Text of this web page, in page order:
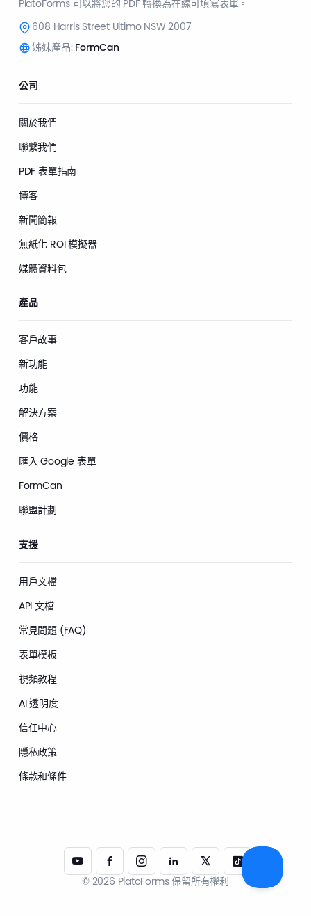
PlatoForms 可以將您的 PDF 轉換為在線可填寫表單。
608 Harris Street Ultimo NSW 2007
姊妹產品: FormCan
公司
關於我們
聯繫我們
PDF 表單指南
博客
新聞簡報
無紙化 ROI 模擬器
媒體資料包
產品
客戶故事
新功能
功能
解決方案
價格
匯入 Google 表單
FormCan
聯盟計劃
支援
用戶文檔
API 文檔
常見問題 (FAQ)
表單模板
視頻教程
AI 透明度
信任中心
隱私政策
條款和條件
© 2026 PlatoForms 保留所有權利